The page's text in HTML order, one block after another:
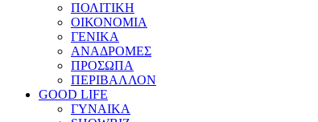
ΠΟΛΙΤΙΚΗ
ΟΙΚΟΝΟΜΙΑ
ΓΕΝΙΚΑ
ΑΝΑΔΡΟΜΕΣ
ΠΡΟΣΩΠΑ
ΠΕΡΙΒΑΛΛΟΝ
GOOD LIFE
ΓΥΝΑΙΚΑ